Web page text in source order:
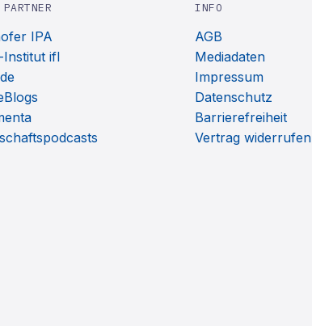
IPA
Institut ifl
INFO
AGB
Mediadaten
Impressum
Datenschutz
Barrierefreiheit
Vertrag widerrufen